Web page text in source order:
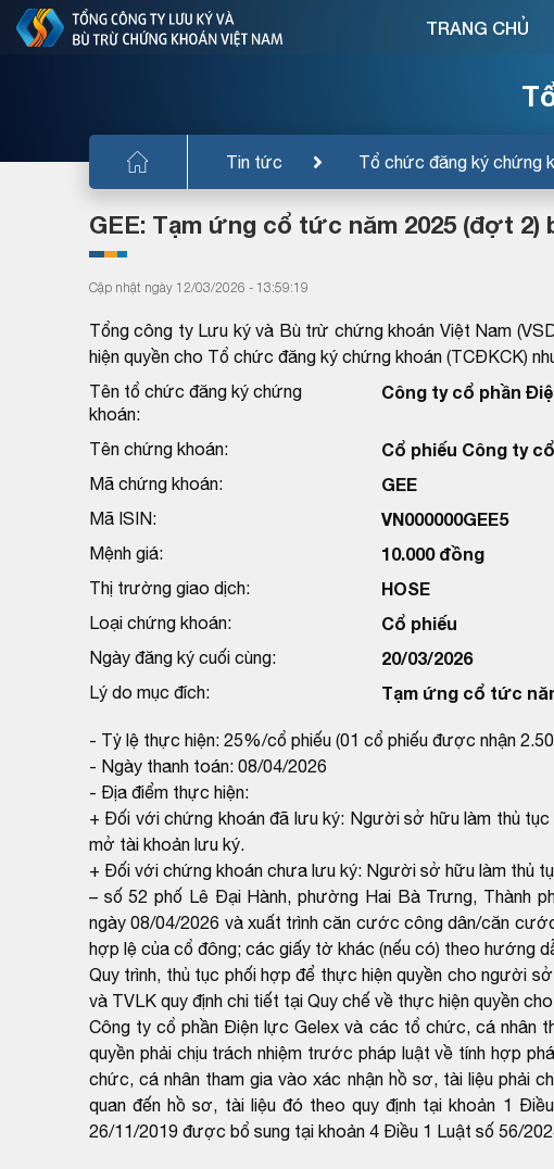
Tin tức Tổ chức đăng ký chứng
TRANG CHỦ
GEE: Tạm ứng cổ tức năm 2025 (đợt 2)
Cập nhật ngày 12/03/2026 - 13:59:19
Tổng công ty Lưu ký và Bù trừ chứng khoán Việt Nam
hiện quyền cho Tổ chức đăng ký chứng khoán (TCĐKCK)
Tên tổ chức đăng ký chứng
khoán:
Công ty cổ phần
Tên chứng khoán: Cổ phiếu Công ty
Mã chứng khoán: GEE
Mã ISIN: VN000000GEE5
Mệnh giá: 10.000 đồng
Thị trường giao dịch: HOSE
Loại chứng khoán: Cổ phiếu
Ngày đăng ký cuối cùng: 20/03/2026
Lý do mục đích: Tạm ứng cổ tức
- Tỷ lệ thực hiện: 25%/cổ phiếu (01 cổ phiếu được nhận
- Ngày thanh toán: 08/04/2026
- Địa điểm thực hiện:
+ Đối với chứng khoán đã lưu ký: Người sở hữu làm thủ
mở tài khoản lưu ký.
+ Đối với chứng khoán chưa lưu ký: Người sở hữu làm thủ
– số 52 phố Lê Đại Hành, phường Hai Bà Trưng, Thành
ngày 08/04/2026 và xuất trình căn cước công dân/căn
hợp lệ của cổ đông; các giấy tờ khác (nếu có) theo hướng
Quy trình, thủ tục phối hợp để thực hiện quyền cho người
và TVLK quy định chi tiết tại Quy chế về thực hiện quyền
Công ty cổ phần Điện lực Gelex và các tổ chức, cá nhân
quyền phải chịu trách nhiệm trước pháp luật về tính hợp
chức, cá nhân tham gia vào xác nhận hồ sơ, tài liệu phải
quan đến hồ sơ, tài liệu đó theo quy định tại khoản 1
26/11/2019 được bổ sung tại khoản 4 Điều 1 Luật số 56/